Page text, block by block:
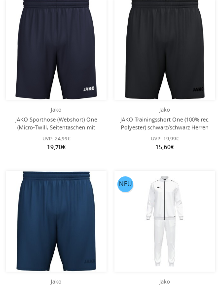
Jako
JAKO Sporthose (Webshort) One
(Micro-Twill, Seitentaschen mit
Reißverschluss) kurz marineblau
Herren
UVP: 24,99€
19,70€
Jako
JAKO Trainingsshort One (100% rec.
Polyester) schwarz/schwarz Herren
UVP: 19,99€
15,60€
Jako
Jako
NEU